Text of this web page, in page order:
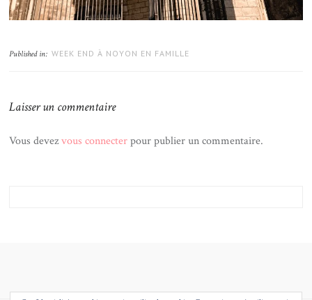
Published in: WEEK END À NOYON EN FAMILLE
Laisser un commentaire
Vous devezvous connecterpour publier un commentaire.